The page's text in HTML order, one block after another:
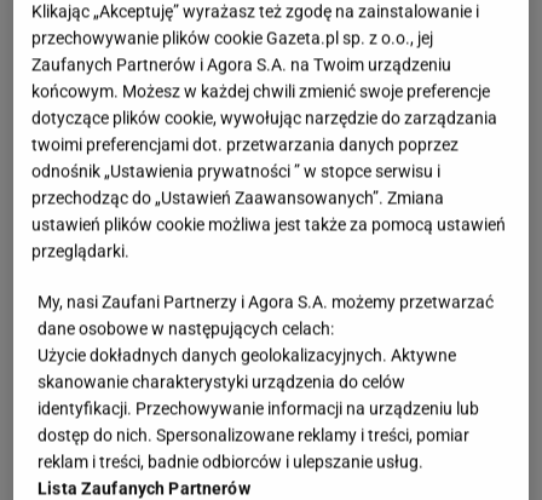
Można zamrażać?Nie
Przekąska
SKŁADNIKI (6 porcji)
Chałka- 1
Mleko 3.2 proc. - 80 ml
Śmietana 30 proc.- 80 ml
Jajka- 1
Brązowy cukier demerara- 2 łyżki + 1 do posypania
Klikając „Akceptuję” wyrażasz też zgodę na zainstalowanie i
przechowywanie plików cookie Gazeta.pl sp. z o.o., jej
Zaufanych Partnerów i Agora S.A. na Twoim urządzeniu
końcowym. Możesz w każdej chwili zmienić swoje preferencje
dotyczące plików cookie, wywołując narzędzie do zarządzania
twoimi preferencjami dot. przetwarzania danych poprzez
odnośnik „Ustawienia prywatności ” w stopce serwisu i
przechodząc do „Ustawień Zaawansowanych”. Zmiana
ustawień plików cookie możliwa jest także za pomocą ustawień
przeglądarki.
My, nasi Zaufani Partnerzy i Agora S.A. możemy przetwarzać
dane osobowe w następujących celach:
Użycie dokładnych danych geolokalizacyjnych. Aktywne
skanowanie charakterystyki urządzenia do celów
identyfikacji. Przechowywanie informacji na urządzeniu lub
dostęp do nich. Spersonalizowane reklamy i treści, pomiar
reklam i treści, badnie odbiorców i ulepszanie usług.
Lista Zaufanych Partnerów